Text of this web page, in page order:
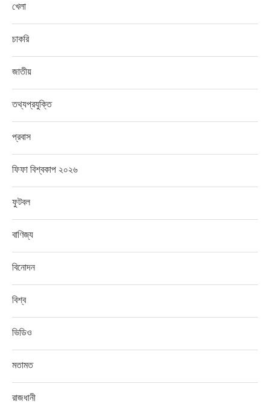
খেলা
চাকরি
জাতীয়
তথ্যপ্রযুক্তি
প্রবাস
ফিফা বিশ্বকাপ ২০২৬
ফুটবল
বাণিজ্য
বিনোদন
বিশ্ব
ভিডিও
মতামত
রাজধানী